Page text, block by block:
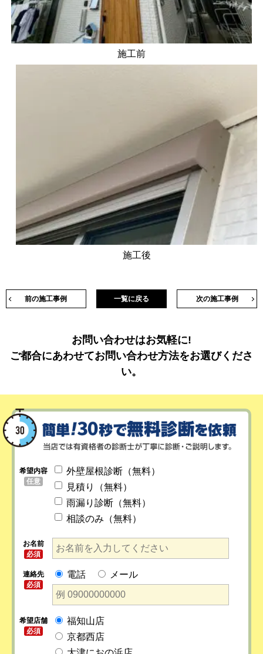
施工前
施工後
前の施工事例 次の施工事例
一覧に戻る
お問い合わせはお気軽に!
ご都合にあわせてお問い合わせ方法をお選びくださ
い。
希望内容
任意
外壁屋根診断（無料）
見積り（無料）
雨漏り診断（無料）
相談のみ（無料）
お名前
必須
連絡先
必須
電話 メール
希望店舗
必須
福知山店
京都西店